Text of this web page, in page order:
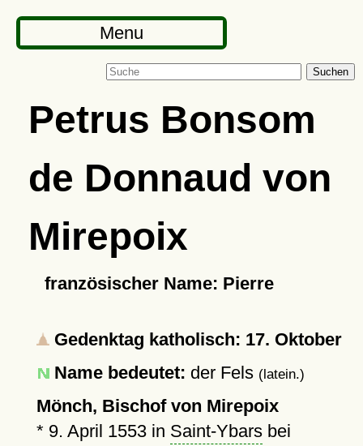
Menu
Suchen
Petrus Bonsom
de Donnaud von
Mirepoix
französischer Name: Pierre
Gedenktag katholisch: 17. Oktober
Name bedeutet: der Fels (latein.)
Mönch, Bischof von Mirepoix
* 9. April 1553in Saint-Ybarsbei